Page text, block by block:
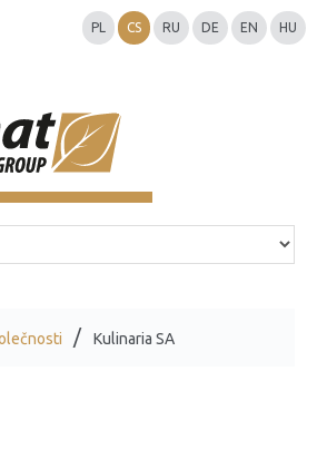
PL CS RU DE EN HU
Kulinaria SA